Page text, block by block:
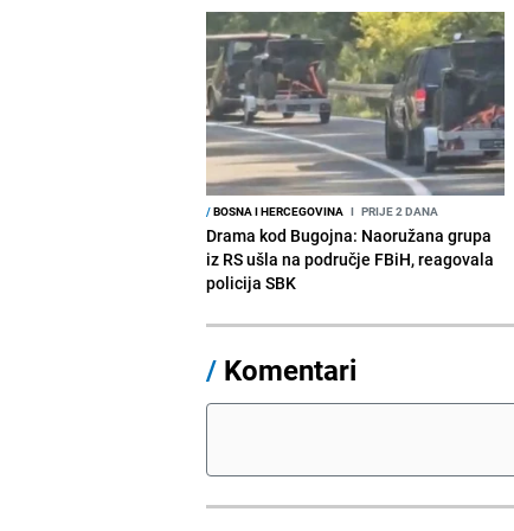
/BOSNA I HERCEGOVINA I PRIJE 2 DANA
Drama kod Bugojna: Naoružana grupa
iz RS ušla na područje FBiH, reagovala
policija SBK
/ Komentari